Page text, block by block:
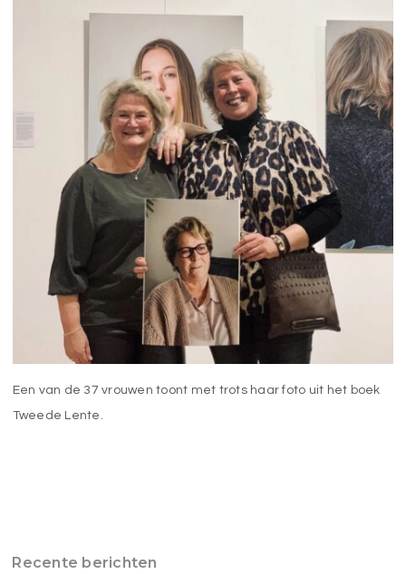
Een van de 37 vrouwen toont met trots haar foto uit het boek
Tweede Lente.
Recente berichten